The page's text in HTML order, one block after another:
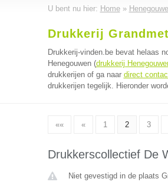
U bent nu hier: Home»
Drukkerij
Drukkerij-vinden.be bevat helaas
Henegouwen (drukkerij
drukkerijen of ga naar direct
drukkerijen tegelijk. Hieronder
«« « 1 2 3
Drukkerscollectief De
Niet gevestigd in de plaats